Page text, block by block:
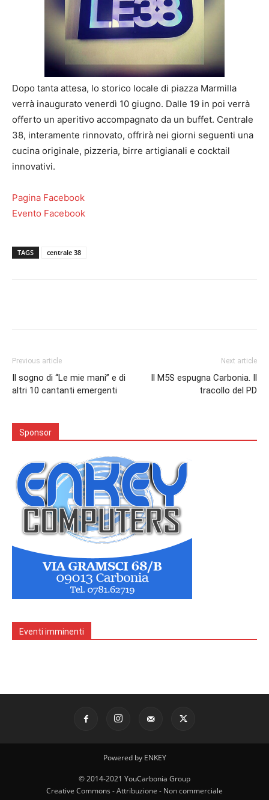
Dopo tanta attesa, lo storico locale di piazza Marmilla
verrà inaugurato venerdì 10 giugno. Dalle 19 in poi verrà
offerto un aperitivo accompagnato da un buffet. Centrale
38, interamente rinnovato, offrirà nei giorni seguenti una
cucina originale, pizzeria, birre artigianali e cocktail
innovativi.
Pagina Facebook
Evento Facebook
TAGS centrale 38
Previous article
Il sogno di “Le mie mani” e di
altri 10 cantanti emergenti
Next article
Il M5S espugna Carbonia. Il
tracollo del PD
Sponsor
Eventi imminenti
Powered by ENKEY
© 2014-2021 YouCarbonia Group
Creative Commons - Attribuzione - Non commerciale